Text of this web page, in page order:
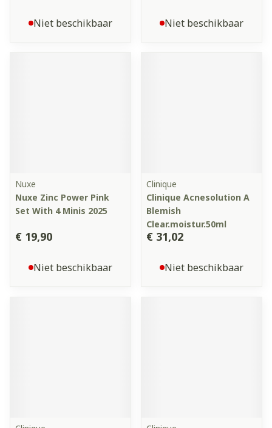
Niet beschikbaar Niet beschikbaar
Nuxe
Nuxe Zinc Power Pink
Set With 4 Minis 2025
€ 19,90
Niet beschikbaar
Clinique
Clinique Acnesolution A
Blemish
Clear.moistur.50ml
€ 31,02
Niet beschikbaar